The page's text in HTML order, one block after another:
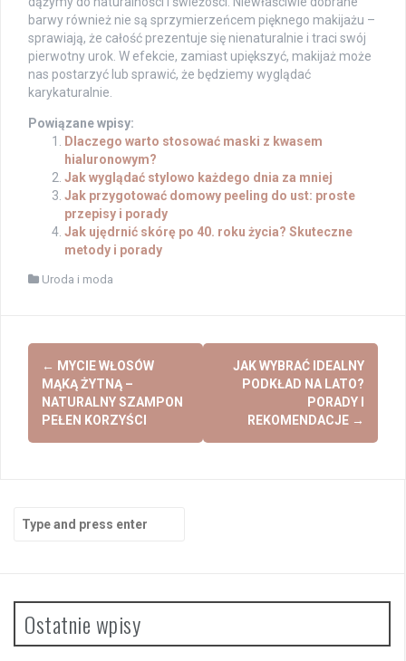
barwy również nie są sprzymierzeńcem pięknego makijażu –
sprawiają, że całość prezentuje się nienaturalnie i traci swój
pierwotny urok. W efekcie, zamiast upiększyć, makijaż może
nas postarzyć lub sprawić, że będziemy wyglądać
karykaturalnie.
Powiązane wpisy:
Dlaczego warto stosować maski z kwasem
hialuronowym?
Jak wyglądać stylowo każdego dnia za mniej
Jak przygotować domowy peeling do ust: proste
przepisy i porady
Jak ujędrnić skórę po 40. roku życia? Skuteczne
metody i porady
Uroda i moda
Post
navigation
← MYCIE WŁOSÓW
MĄKĄ ŻYTNĄ –
NATURALNY SZAMPON
PEŁEN KORZYŚCI
JAK WYBRAĆ IDEALNY
PODKŁAD NA LATO?
PORADY I
REKOMENDACJE →
for:
Ostatnie wpisy